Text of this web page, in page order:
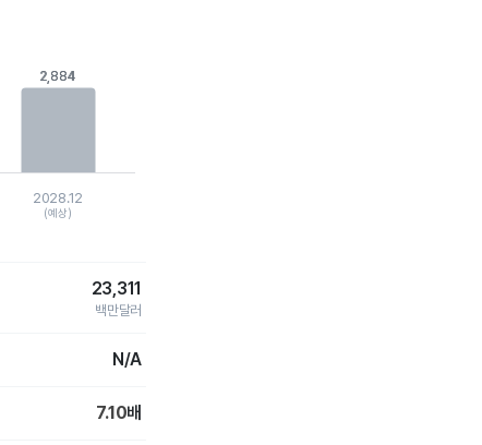
2,884
2,884
2028.12
(예상)
23,311
백만달러
N/A
7.10배